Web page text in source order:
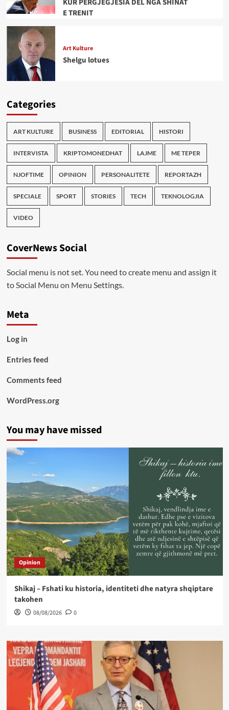
KUR PËRGJEGJËSIA DEL NGA SHINAT
E TRENIT
Art Kulture
Shelgu lotues
Categories
ART KULTURE BUSINESS EDITORIAL HISTORI
INTERVISTA KRIPTOMONEDHAT LAJME ME TEPER
NJOFTIME OPINION PERSONALITETE REPORTAZH
SPECIALE SPORT STORIES TECH TEKNOLOGJIA
VIDEO
CoverNews Social
Social menu is not set. You need to create menu and assign it
to Social Menu on Menu Settings.
Meta
Log in
Entries feed
Comments feed
WordPress.org
You may have missed
Opinion
Shikaj – Fshati ku historia, identiteti dhe natyra shqiptare
takohen
08/08/2026 0